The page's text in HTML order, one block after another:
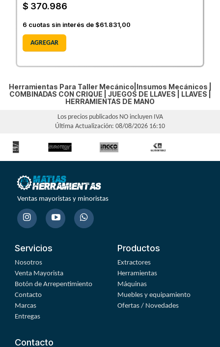
$ 370.986
6 cuotas sin interés de $61.831,00
AGREGAR
Herramientas Para Taller Mecánico|Insumos Mecánicos |
COMBINADAS CON CRIQUE
JUEGOS DE LLAVES LLAVES
HERRAMIENTAS DE MANO
Los precios publicados NO incluyen IVA
Última Actualización: 08/08/2026 16:10
Ventas mayoristas y minoristas
Servicios
Nosotros
Venta Mayorista
Botón de Arrepentimiento
Contacto
Marcas
Entregas
Productos
Extractores
Herramientas
Máquinas
Muebles y equipamiento
Ofertas / Novedades
Contacto